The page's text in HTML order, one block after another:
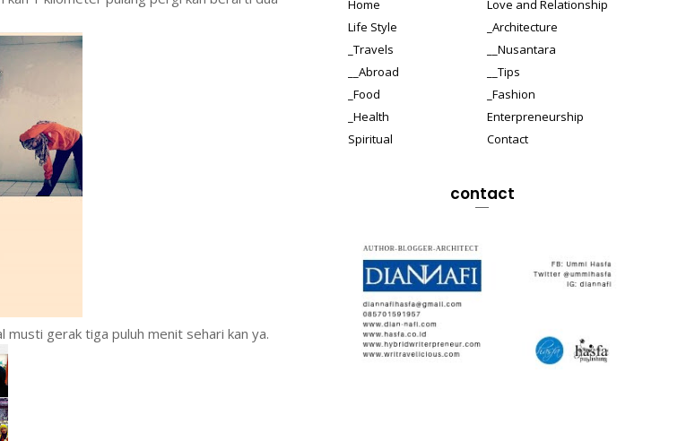
musti gerak tiga puluh menit sehari kan ya.
Home
Love and Relationship
Life Style
_Architecture
_Travels
__Nusantara
__Abroad
__Tips
_Food
_Fashion
_Health
Enterpreneurship
Spiritual
Contact
contact